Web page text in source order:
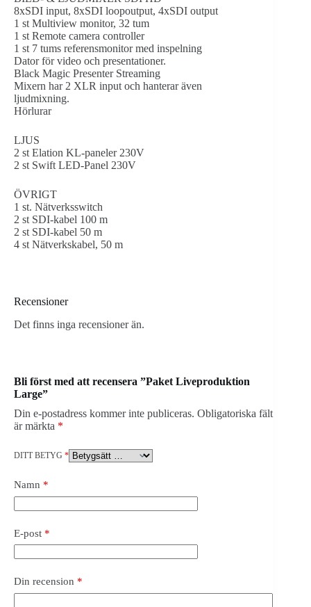
8xSDI input, 8xSDI loopoutput, 4xSDI output
1 st Multiview monitor, 32 tum
1 st Remote camera controller
1 st 7 tums referensmonitor med inspelning
Dator för video och presentationer.
Black Magic Presenter Streaming
Mixern har 2 XLR input och hanterar även
ljudmixning.
Hörlurar
LJUS
2 st Elation KL-paneler 230V
2 st Swift LED-Panel 230V
ÖVRIGT
1 st. Nätverksswitch
2 st SDI-kabel 100 m
2 st SDI-kabel 50 m
4 st Nätverkskabel, 50 m
Recensioner
Det finns inga recensioner än.
Bli först med att recensera ”Paket Liveproduktion
Large”
Din e-postadress kommer inte publiceras. Obligatoriska fält
är märkta *
DITT BETYG *
Namn *
E-post *
Din recension *